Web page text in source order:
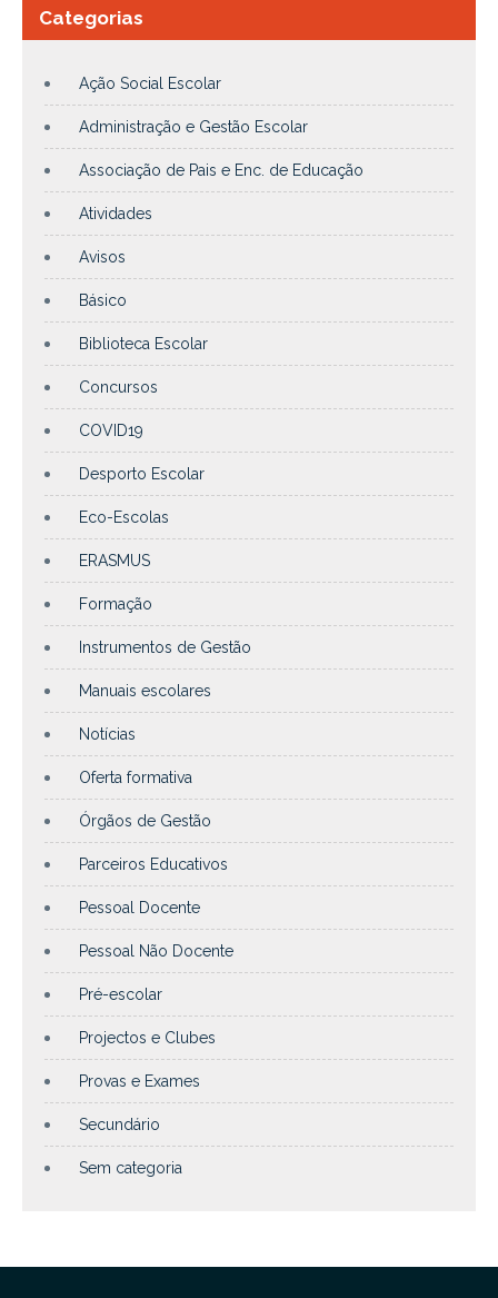
Categorias
Ação Social Escolar
Administração e Gestão Escolar
Associação de Pais e Enc. de Educação
Atividades
Avisos
Básico
Biblioteca Escolar
Concursos
COVID19
Desporto Escolar
Eco-Escolas
ERASMUS
Formação
Instrumentos de Gestão
Manuais escolares
Notícias
Oferta formativa
Órgãos de Gestão
Parceiros Educativos
Pessoal Docente
Pessoal Não Docente
Pré-escolar
Projectos e Clubes
Provas e Exames
Secundário
Sem categoria